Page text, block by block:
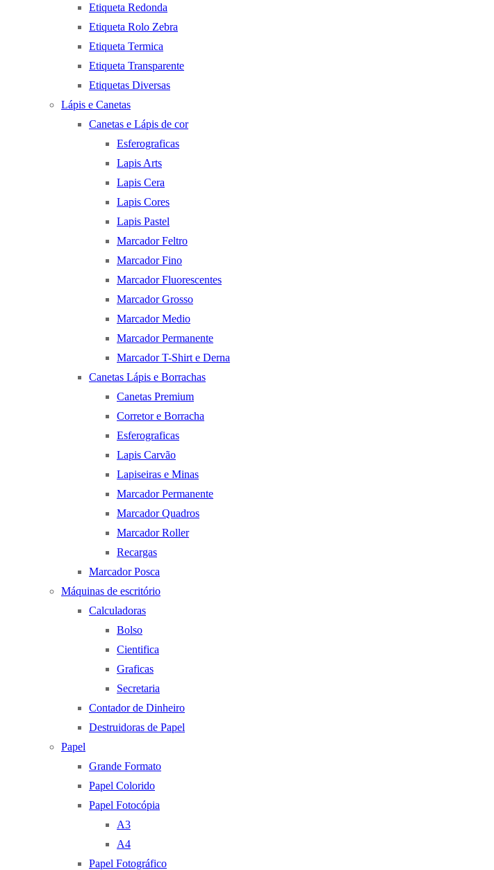
Etiqueta Redonda
Etiqueta Rolo Zebra
Etiqueta Termica
Etiqueta Transparente
Etiquetas Diversas
Lápis e Canetas
Canetas e Lápis de cor
Esferograficas
Lapis Arts
Lapis Cera
Lapis Cores
Lapis Pastel
Marcador Feltro
Marcador Fino
Marcador Fluorescentes
Marcador Grosso
Marcador Medio
Marcador Permanente
Marcador T-Shirt e Derna
Canetas Lápis e Borrachas
Canetas Premium
Corretor e Borracha
Esferograficas
Lapis Carvão
Lapiseiras e Minas
Marcador Permanente
Marcador Quadros
Marcador Roller
Recargas
Marcador Posca
Máquinas de escritório
Calculadoras
Bolso
Cientifica
Graficas
Secretaria
Contador de Dinheiro
Destruidoras de Papel
Papel
Grande Formato
Papel Colorido
Papel Fotocópia
A3
A4
Papel Fotográfico